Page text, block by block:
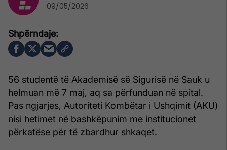
56 studentë të Akademisë së Sigurisë në Sauk u
helmuan më 7 maj, aq sa përfunduan në spital.
Pas ngjarjes, Autoriteti Kombëtar i Ushqimit (AKU)
nisi hetimet në bashkëpunim me institucionet
përkatëse për të zbardhur shkaqet.
09/05/2026